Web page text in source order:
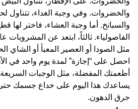
والخضروات. وفي وجبة الغداء، تتناول
والسبانخ. أما وجبة العشاء، فاختر لها
الفاصولياء. ثالثاً، ابتعد عن المشروبات
مثل الصودا أو العصير المعبأ أو الشاي
احصل على “إجازة” لمدة يوم واحد في
أطعمتك المفضلة، مثل الوجبات
يساعدك هذا اليوم على خداع جسمك
حرق الدهون.